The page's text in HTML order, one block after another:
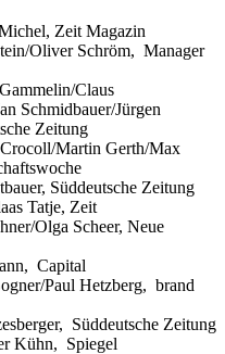
Zeit Magazin
Oliver Schröm, Manager
Claus
Schmidbauer/Jürgen
Zeitung
Martin Gerth/Max
Süddeutsche Zeitung
Tatje, Zeit
Olga Scheer, Neue
Capital
Paul Hetzberg, brand
Süddeutsche Zeitung
Kühn, Spiegel